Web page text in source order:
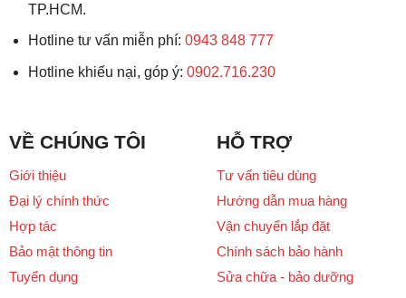
TP.HCM.
Hotline tư vấn miễn phí: 0943 848 777
Hotline khiếu nại, góp ý: 0902.716.230
VỀ CHÚNG TÔI
Giới thiệu
Đại lý chính thức
Hợp tác
Bảo mật thông tin
Tuyển dụng
HỖ TRỢ
Tư vấn tiêu dùng
Hướng dẫn mua hàng
Vận chuyển lắp đặt
Chính sách bảo hành
Sửa chữa - bảo dưỡng